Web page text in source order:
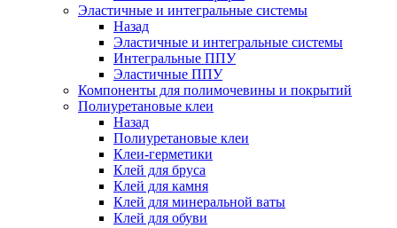
Эластичные и интегральные системы
Назад
Эластичные и интегральные системы
Интегральные ППУ
Эластичные ППУ
Компоненты для полимочевины и покрытий
Полиуретановые клеи
Назад
Полиуретановые клеи
Клеи-герметики
Клей для бруса
Клей для камня
Клей для минеральной ваты
Клей для обуви